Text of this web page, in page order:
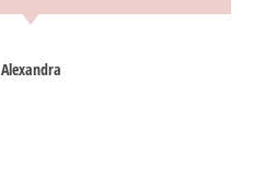
Alexandra